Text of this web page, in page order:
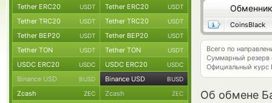
Обменник
CoinsBlack
Всего по
Суммарный резерв
Официальный курс
Об обмене
Tether ERC20 USDT Tether ERC20 USDT
Tether TRC20 USDT Tether TRC20 USDT
Tether BEP20 USDT Tether BEP20 USDT
Tether TON USDT Tether TON USDT
USDC ERC20 USDC USDC ERC20 USDC
Binance USD BUSD Binance USD BUSD
Zcash ZEC Zcash ZEC